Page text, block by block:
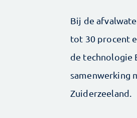
Bij de
tot 30 procent
de technologie
samenwerking
Zuiderzeeland.